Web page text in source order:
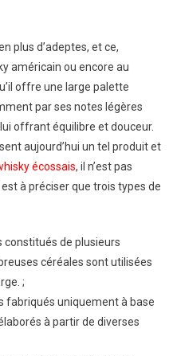
plus d’adeptes, et ce,
américain ou encore au
offre une large palette
par ses notes légères
offrant équilibre et douceur.
aujourd’hui un tel produit et
écossais, il n’est pas
à préciser que trois types de
constitués de plusieurs
céréales sont utilisées
;
fabriqués uniquement à base
à partir de diverses